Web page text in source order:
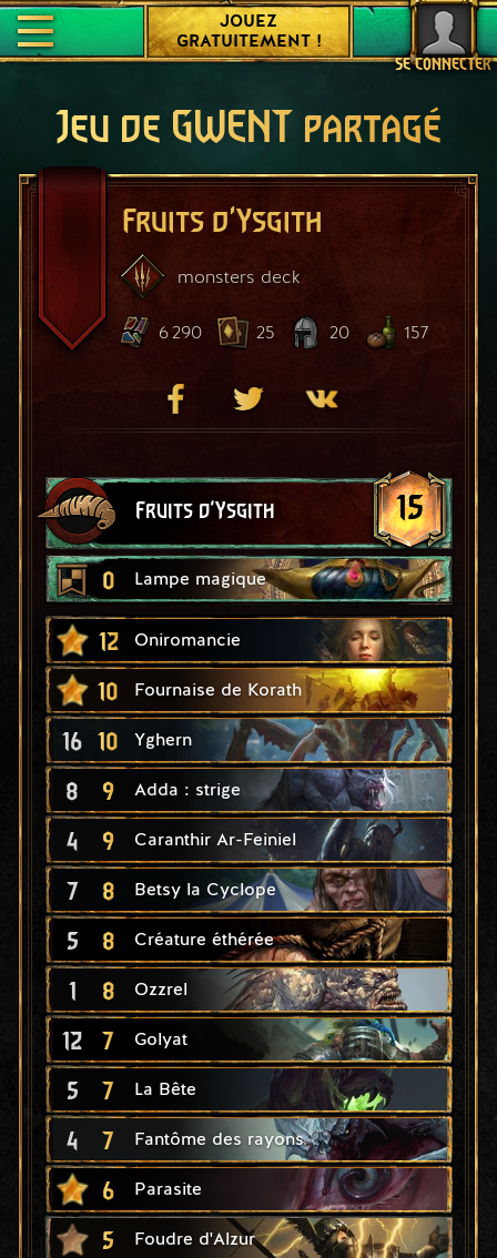
SE CONNECTER
JOUEZ
GRATUITEMENT !
Jeu de GWENT partagé
Fruits d'Ysgith
monsters deck
6 290 25 20 157
Fruits d'Ysgith 15
0 Lampe magique
12 Oniromancie
10 Fournaise de Korath
16 10 Yghern
8 9 Adda : strige
4 9 Caranthir Ar-Feiniel
7 8 Betsy la Cyclope
5 8 Créature éthérée
1 8 Ozzrel
12 7 Golyat
5 7 La Bête
4 7 Fantôme des rayons
6 Parasite
5 Foudre d'Alzur